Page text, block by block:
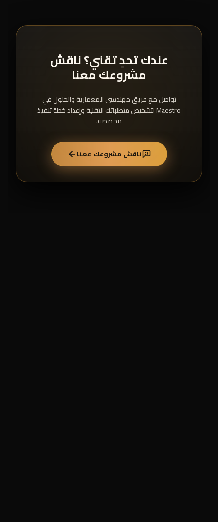
عندك تحدٍ تقني؟ ناقش
مشروعك معنا
تواصل مع فريق مهندسي المعمارية والحلول في
Maestro لتشخيص متطلباتك التقنية وإعداد خطة تنفيذ
مخصصة.
ناقش مشروعك معنا